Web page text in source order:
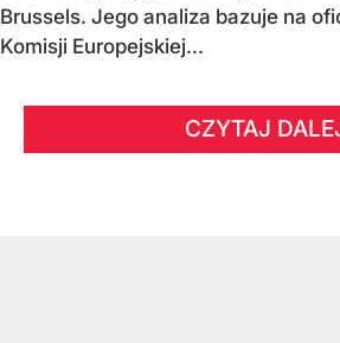
Brussels. Jego analiza bazuje na
Komisji Europejskiej...
CZYTAJ